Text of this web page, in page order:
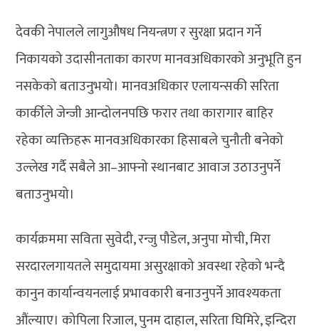
देवकी नेपालले लागुऔषध नियन्त्रण र सुरक्षा प्रदान गर्ने
निकायको उदासीनताका कारण मानवअधिकारको अनुभूति हुन
नसकेको बताउनुभयो। मानवअधिकार एलायन्सकी सरिता
कार्कीले जेन्जी आन्दोलनपछि फरार तथा कारागार बाहिर
रहेका व्यक्तिहरू मानवअधिकारका हिसाबले चुनौती बनेको
उल्लेख गर्दै सबैले आ–आफ्नो स्थानबाट आवाज उठाउनुपर्ने
बताउनुभयो।
कार्यक्रममा सविता सुवेदी, रन्जु पौडेल, अनुपा मोची, मिरा
सरदारलगायतले समुदायमा असुरक्षाको अवस्था रहेको भन्दै
कानुन कार्यान्वयनलाई प्रभावकारी बनाउनुपर्ने आवश्यकता
औंल्याए। कोपिला रिजाल, पुनम दाहाल, सरिता घिमिरे, इन्दिरा